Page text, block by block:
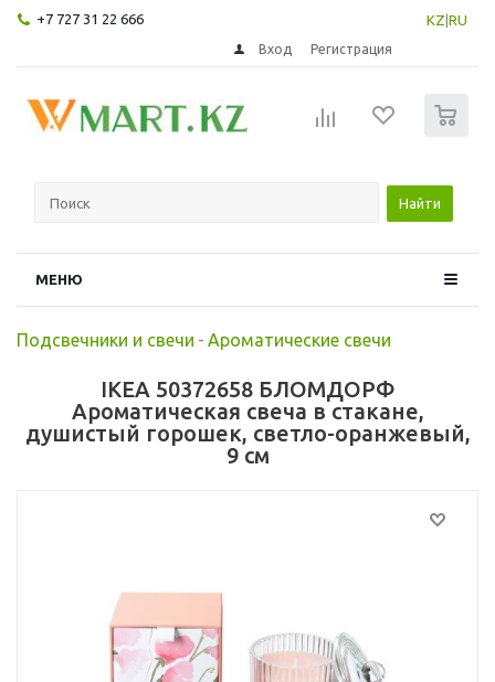
+7 727 31 22 666 KZ RU
Вход Регистрация
Найти
МЕНЮ
Подсвечники и свечи - Ароматические свечи
IKEA 50372658 БЛОМДОРФ
Ароматическая свеча в стакане,
душистый горошек, светло-оранжевый,
9 см